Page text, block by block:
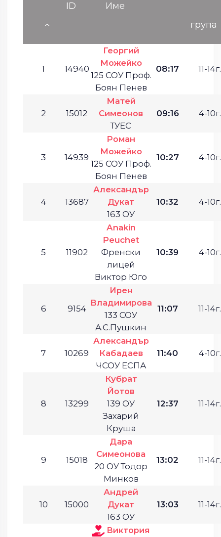
ID
Име
група
1 14940
Георгий
Можейко
125 СОУ Проф.
Боян Пенев
08:17 11-14г.
2 15012
Матей
Симеонов
ТУЕС
09:16 4-10г.
3 14939
Роман
Можейко
125 СОУ Проф.
Боян Пенев
10:27 4-10г.
4 13687
Александър
Дукат
163 ОУ
10:32 4-10г.
5 11902
Anakin
Peuchet
Френски
лицей
Виктор Юго
10:39 4-10г.
6 9154
Ирен
Владимирова
133 СОУ
А.С.Пушкин
11:07 11-14г.
7 10269
Александър
Кабадаев
ЧСОУ ЕСПА
11:40 4-10г.
8 13299
Кубрат
Йотов
139 ОУ
Захарий
Круша
12:37 11-14г.
9 15018
Дара
Симеонова
20 ОУ Тодор
Минков
13:02 11-14г.
10 15000
Андрей
Дукат
163 ОУ
13:03 11-14г.
Виктория